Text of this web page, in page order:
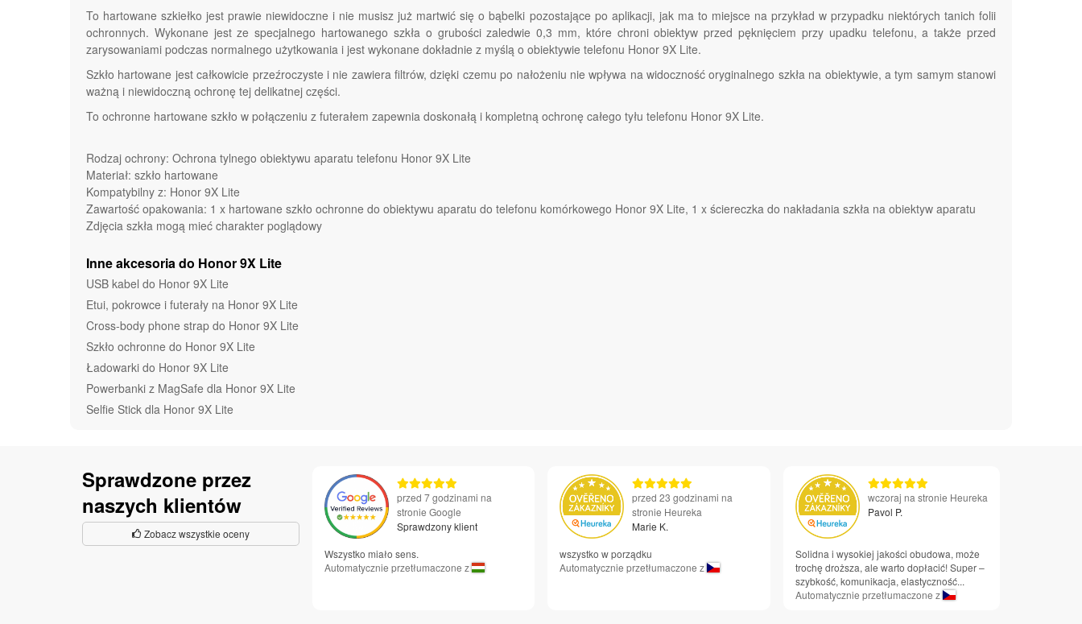
To hartowane szkiełko jest prawie niewidoczne i nie musisz już martwić się o bąbelki pozostające po aplikacji, jak ma to miejsce na przykład w przypadku niektórych tanich folii
ochronnych. Wykonane jest ze specjalnego hartowanego szkła o grubości zaledwie 0,3 mm, które chroni obiektyw przed pęknięciem przy upadku telefonu, a także przed
zarysowaniami podczas normalnego użytkowania i jest wykonane dokładnie z myślą o obiektywie telefonu Honor 9X Lite.
Szkło hartowane jest całkowicie przeźroczyste i nie zawiera filtrów, dzięki czemu po nałożeniu nie wpływa na widoczność oryginalnego szkła na obiektywie, a tym samym stanowi
ważną i niewidoczną ochronę tej delikatnej części.
To ochronne hartowane szkło w połączeniu z futerałem zapewnia doskonałą i kompletną ochronę całego tyłu telefonu Honor 9X Lite.
Rodzaj ochrony: Ochrona tylnego obiektywu aparatu telefonu Honor 9X Lite
Materiał: szkło hartowane
Kompatybilny z: Honor 9X Lite
Zawartość opakowania: 1 x hartowane szkło ochronne do obiektywu aparatu do telefonu komórkowego Honor 9X Lite, 1 x ściereczka do nakładania szkła na obiektyw aparatu
Zdjęcia szkła mogą mieć charakter poglądowy
Inne akcesoria do Honor 9X Lite
USB kabel do Honor 9X Lite
Etui, pokrowce i futerały na Honor 9X Lite
Cross-body phone strap do Honor 9X Lite
Szkło ochronne do Honor 9X Lite
Ładowarki do Honor 9X Lite
Powerbanki z MagSafe dla Honor 9X Lite
Selfie Stick dla Honor 9X Lite
Sprawdzone przez
naszych klientów
Zobacz wszystkie oceny
przed 7 godzinami na
stronie Google
Sprawdzony klient
Wszystko miało sens.
Automatycznie przetłumaczone z
przed 23 godzinami na
stronie Heureka
Marie K.
wszystko w porządku
Automatycznie przetłumaczone z
wczoraj na stronie Heureka
Pavol P.
Solidna i wysokiej jakości obudowa, może
trochę droższa, ale warto dopłacić! Super –
szybkość, komunikacja, elastyczność...
Automatycznie przetłumaczone z